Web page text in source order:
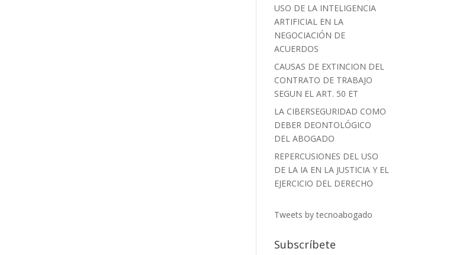
USO DE LA INTELIGENCIA
ARTIFICIAL EN LA
NEGOCIACIÓN DE
ACUERDOS
CAUSAS DE EXTINCION DEL
CONTRATO DE TRABAJO
SEGUN EL ART. 50 ET
LA CIBERSEGURIDAD COMO
DEBER DEONTOLÓGICO
DEL ABOGADO
REPERCUSIONES DEL USO
DE LA IA EN LA JUSTICIA Y EL
EJERCICIO DEL DERECHO
Tweets by tecnoabogado
Subscríbete